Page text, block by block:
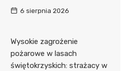
6 sierpnia 2026
Wysokie zagrożenie
pożarowe w lasach
świętokrzyskich: strażacy w